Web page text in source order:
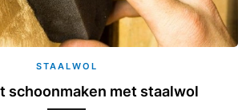
STAALWOL
schoonmaken met staalwol